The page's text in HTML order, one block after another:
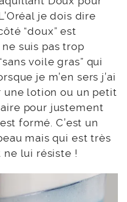
je dois dire
“doux” est
suis pas trop
voile gras” qui
je m’en sers j’ai
lotion ou un petit
pour justement
formé. C’est un
mais qui est très
lui résiste !